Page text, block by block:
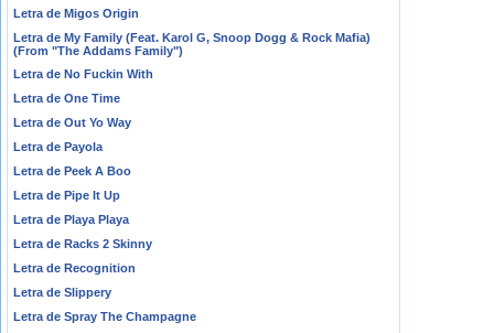
Letra de Migos Origin
Letra de My Family (Feat. Karol G, Snoop Dogg & Rock Mafia)
(From "The Addams Family")
Letra de No Fuckin With
Letra de One Time
Letra de Out Yo Way
Letra de Payola
Letra de Peek A Boo
Letra de Pipe It Up
Letra de Playa Playa
Letra de Racks 2 Skinny
Letra de Recognition
Letra de Slippery
Letra de Spray The Champagne